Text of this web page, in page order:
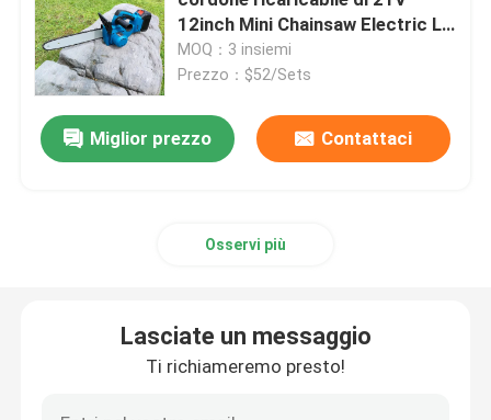
Lasciate un messaggio
Ti richiameremo presto!
Decespugliatore elettrico
Tagli elettrici di Pruner
Decespugliatore della benzina
12inch Mini Chainsaw Electric Li
Ion
MOQ：3 insiemi
Prezzo：$52/Sets
Miglior prezzo Contattaci
Osservi più
Lasciate un messaggio
Ti richiameremo presto!